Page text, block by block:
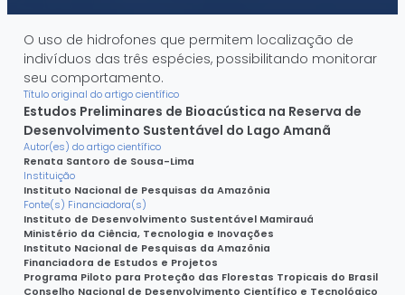
O uso de hidrofones que permitem localização de
indivíduos das três espécies, possibilitando monitorar
seu comportamento.
Título original do artigo científico
Estudos Preliminares de Bioacústica na Reserva de
Desenvolvimento Sustentável do Lago Amanã
Autor(es) do artigo científico
Renata Santoro de Sousa-Lima
Instituição
Instituto Nacional de Pesquisas da Amazônia
Fonte(s) Financiadora(s)
Instituto de Desenvolvimento Sustentável Mamirauá
Ministério da Ciência, Tecnologia e Inovações
Instituto Nacional de Pesquisas da Amazônia
Financiadora de Estudos e Projetos
Programa Piloto para Proteção das Florestas Tropicais do Brasil
Conselho Nacional de Desenvolvimento Científico e Tecnológico